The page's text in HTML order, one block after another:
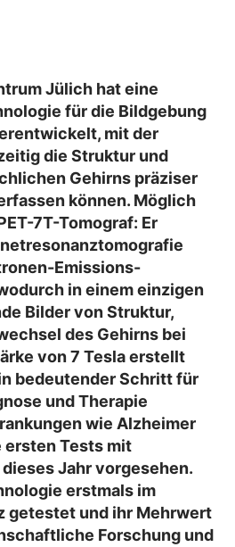
Jülich hat eine
für die Bildgebung
mit der
die Struktur und
Gehirns präziser
können. Möglich
7T-Tomograf: Er
Emissions-
in einem einzigen
Bilder von Struktur,
des Gehirns bei
von 7 Tesla erstellt
bedeutender Schritt für
und Therapie
wie Alzheimer
ersten Tests mit
Jahr vorgesehen.
erstmals im
getestet und ihr Mehrwert
Forschung und